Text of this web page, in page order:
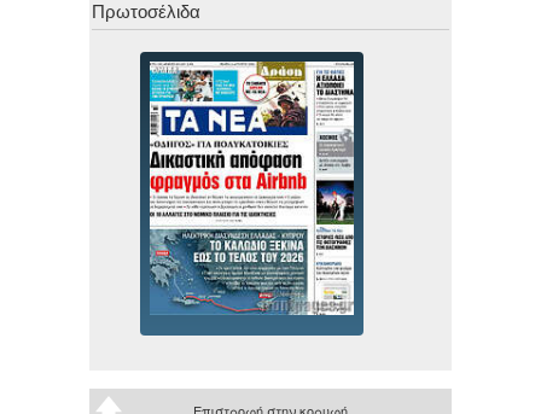
Πρωτοσέλιδα
Επιστροφή στην κορυφή